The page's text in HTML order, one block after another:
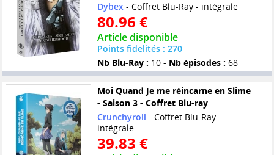
Dybex- Coffret Blu-Ray - intégrale
80.96 €
Article disponible
Points fidelités : 270
Nb Blu-Ray : 10 - Nb épisodes : 68
Moi Quand Je me réincarne en Slime
- Saison 3 - Coffret Blu-ray
Crunchyroll - Coffret Blu-Ray -
intégrale
39.83 €